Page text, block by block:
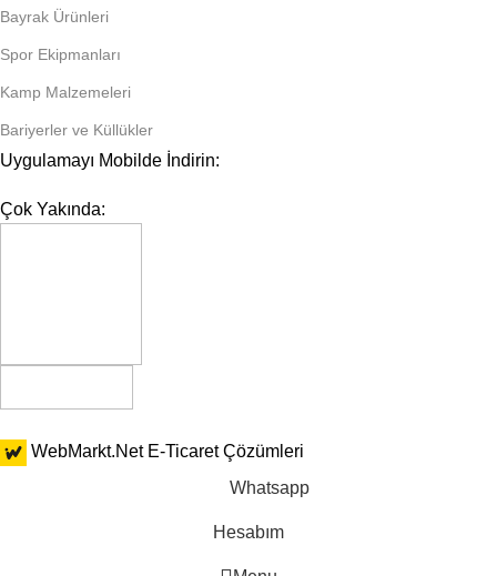
Bayrak Ürünleri
Spor Ekipmanları
Kamp Malzemeleri
Bariyerler ve Küllükler
Uygulamayı Mobilde İndirin:
Çok Yakında:
WebMarkt.NetE-Ticaret Çözümleri
Whatsapp
Hesabım